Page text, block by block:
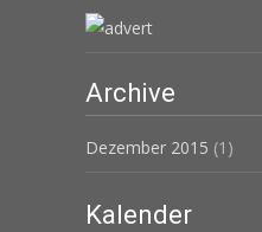
Archive
Dezember 2015 (1)
Kalender